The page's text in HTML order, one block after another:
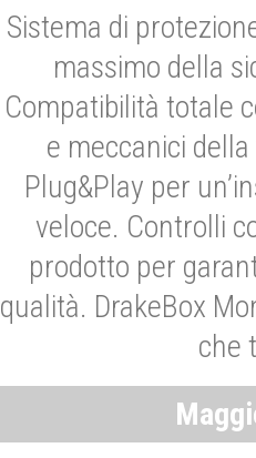
Sistema di
massimo della
Compatibilità totale
e meccanici
Plug&Play per
veloce. Controlli
prodotto per
qualità. DrakeBox
che